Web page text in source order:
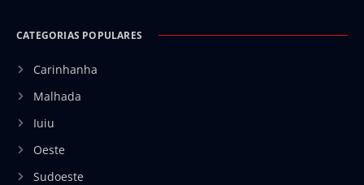
CATEGORIAS POPULARES
Carinhanha
Malhada
Iuiu
Oeste
Sudoeste